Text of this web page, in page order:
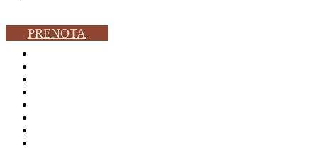
PRENOTA